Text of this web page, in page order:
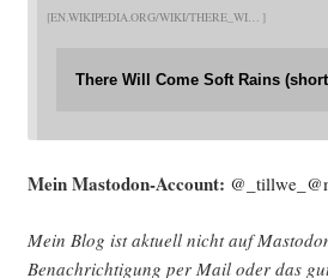
EN.WIKIPEDIA.ORG/WIKI/THERE_WI
There Will Come Soft Rains
Mein Mast­o­don-Account:
Mein Blog ist aktu­ell nicht auf
Benach­rich­ti­gung per Mail oder das